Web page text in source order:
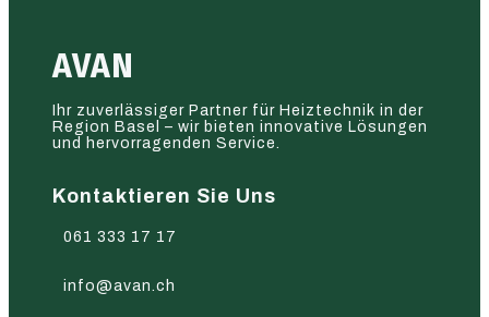
AVAN
Ihr zuverlässiger Partner für Heiztechnik in der
Region Basel – wir bieten innovative Lösungen
und hervorragenden Service.
Kontaktieren Sie Uns
061 333 17 17
info@avan.ch